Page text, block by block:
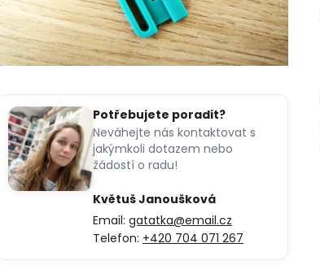
Potřebujete poradit?
Neváhejte nás kontaktovat s
jakýmkoli dotazem nebo
žádostí o radu!
Květuš Janoušková
Email: gatatka@email.cz
Telefon: +420 704 071 267